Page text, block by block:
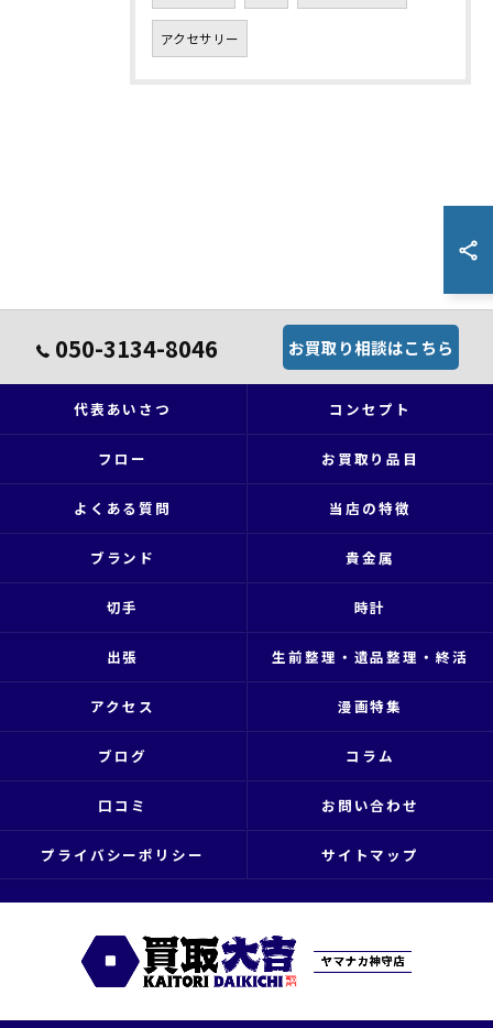
アクセサリー
050-3134-8046 お買取り相談はこちら
代表あいさつ コンセプト
フロー お買取り品目
よくある質問 当店の特徴
ブランド 貴金属
切手 時計
出張 生前整理・遺品整理・終活
アクセス 漫画特集
ブログ コラム
口コミ お問い合わせ
プライバシーポリシー サイトマップ